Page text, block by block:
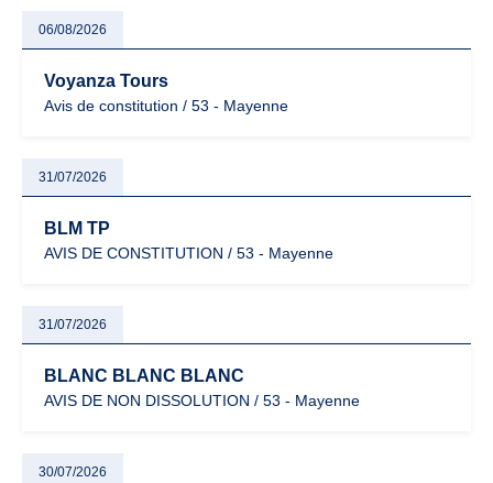
06/08/2026
Voyanza Tours
Avis de constitution / 53 - Mayenne
31/07/2026
BLM TP
AVIS DE CONSTITUTION / 53 - Mayenne
31/07/2026
BLANC BLANC BLANC
AVIS DE NON DISSOLUTION / 53 - Mayenne
30/07/2026